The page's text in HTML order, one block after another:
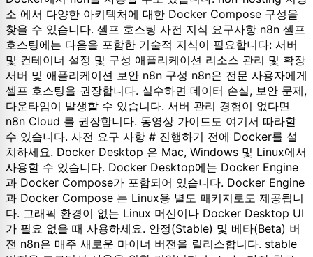
소 에서 다양한 아키텍처에 대한 Docker Compose 구성을
찾을 수 있습니다. 셀프 호스팅 사전 지식 요구사항 n8n 셀프
호스팅에는 다음을 포함한 기술적 지식이 필요합니다: 서버
및 컨테이너 설정 및 구성 애플리케이션 리소스 관리 및 확장
서버 및 애플리케이션 보안 n8n 구성 n8n은 전문 사용자에게
셀프 호스팅을 권장합니다. 실수하면 데이터 손실, 보안 문제,
다운타임이 발생할 수 있습니다. 서버 관리 경험이 없다면
n8n Cloud 를 권장합니다. 동영상 가이드도 여기서 따라할
수 있습니다. 사전 요구 사항 # 진행하기 전에 Docker를 설
치하세요. Docker Desktop 은 Mac, Windows 및 Linux에서
사용할 수 있습니다. Docker Desktop에는 Docker Engine
과 Docker Compose가 포함되어 있습니다. Docker Engine
과 Docker Compose 는 Linux용 별도 패키지로도 제공됩니
다. 그래픽 환경이 없는 Linux 머신이나 Docker Desktop UI
가 필요 없을 때 사용하세요. 안정(Stable) 및 베타(Beta) 버
전 n8n은 매주 새로운 마이너 버전을 릴리스합니다. stable